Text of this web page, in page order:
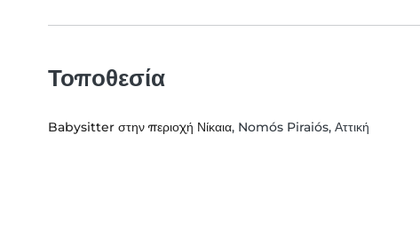
Τοποθεσία
Babysitter στην περιοχή Νίκαια, Nomós Piraiós, Αττική